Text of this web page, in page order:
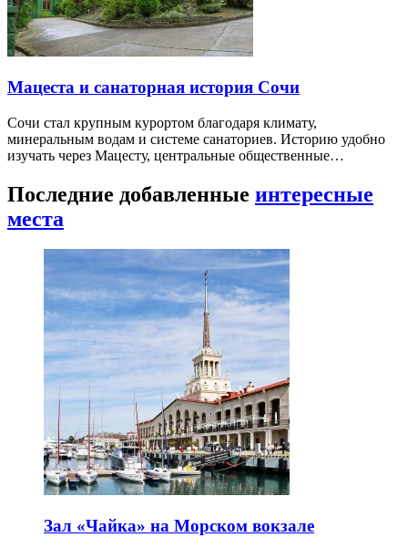
Мацеста и санаторная история Сочи
Сочи стал крупным курортом благодаря климату,
минеральным водам и системе санаториев. Историю удобно
изучать через Мацесту, центральные общественные…
Последние добавленные интересные
места
Зал «Чайка» на Морском вокзале